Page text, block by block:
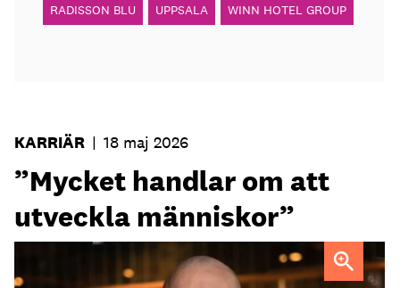
RADISSON BLU UPPSALA WINN HOTEL GROUP
KARRIÄR | 18 maj 2026
”Mycket handlar om att
utveckla människor”
FOTO: Carotte